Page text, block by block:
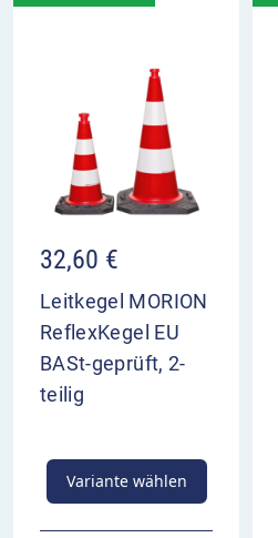
32,60 €
Leitkegel MORION
ReflexKegel EU
BASt-geprüft, 2-
teilig
Variante wählen